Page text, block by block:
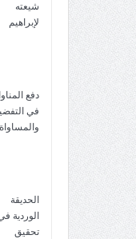
شيعته
لإبراهيم
دفع
في
والمساواة
الحديقة
الوردية
تحقيق